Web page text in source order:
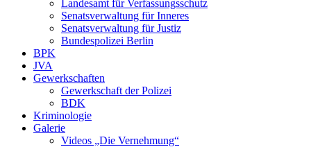
Landesamt für Verfassungsschutz
Senatsverwaltung für Inneres
Senatsverwaltung für Justiz
Bundespolizei Berlin
BPK
JVA
Gewerkschaften
Gewerkschaft der Polizei
BDK
Kriminologie
Galerie
Videos „Die Vernehmung“